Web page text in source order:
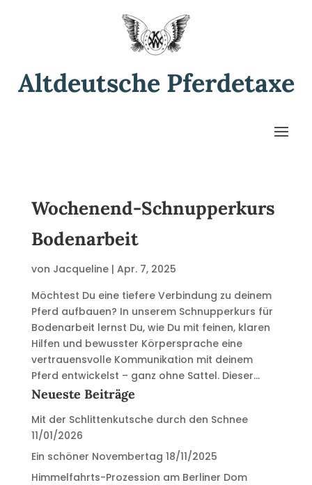
Altdeutsche Pferdetaxe
Wochenend-Schnupperkurs
Bodenarbeit
von Jacqueline| Apr. 7, 2025
Möchtest Du eine tiefere Verbindung zu deinem
Pferd aufbauen? In unserem Schnupperkurs für
Bodenarbeit lernst Du, wie Du mit feinen, klaren
Hilfen und bewusster Körpersprache eine
vertrauensvolle Kommunikation mit deinem
Pferd entwickelst – ganz ohne Sattel. Dieser...
Neueste Beiträge
Mit der Schlittenkutsche durch den Schnee
11/01/2026
Ein schöner Novembertag 18/11/2025
Himmelfahrts-Prozession am Berliner Dom